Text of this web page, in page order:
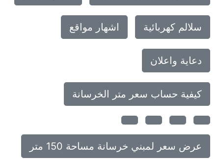
سلالم كهربائية اشهار مواقع
دعاية واعلان
كيفية حساب سعر متر الخرسانة
عرض سعر لمبني خرسانة مساحة 150 متر